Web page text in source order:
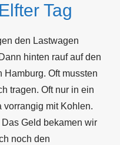
Tag
den Lastwagen
hinten rauf auf den
Hamburg. Oft mussten
tragen. Oft nur in ein
vorrangig mit Kohlen.
Das Geld bekamen wir
noch den